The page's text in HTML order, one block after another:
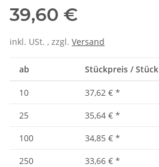
39,60 €
inkl. USt. , zzgl. Versand
ab Stückpreis / Stück
10 37,62 € *
25
35,64 € *
100
34,85 € *
250
33,66 € *